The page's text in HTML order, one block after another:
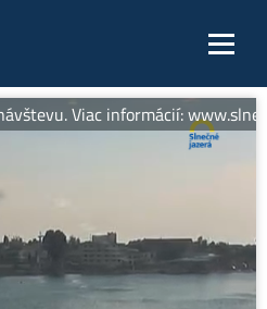
Viac informácií: